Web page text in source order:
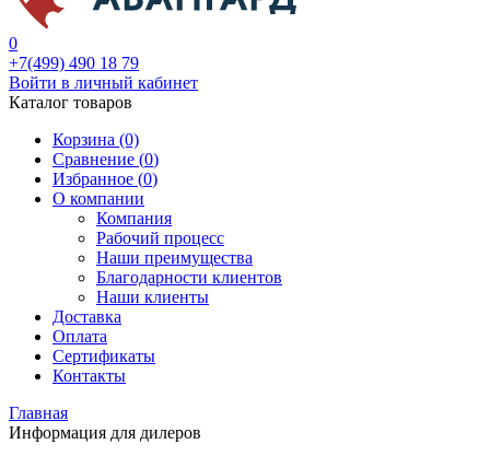
0
+7(499) 490 18 79
Войти в личный кабинет
Каталог товаров
Корзина (0)
Сравнение (0)
Избранное (0)
О компании
Компания
Рабочий процесс
Наши преимущества
Благодарности клиентов
Наши клиенты
Доставка
Оплата
Сертификаты
Контакты
Главная
Информация для дилеров